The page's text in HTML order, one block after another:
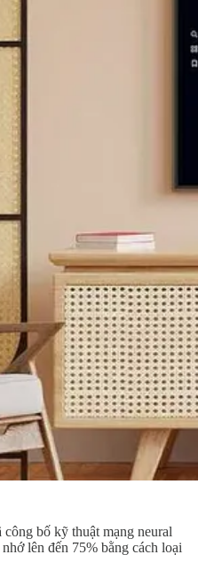
bố kỹ thuật mạng neural
lên đến 75% bằng cách loại